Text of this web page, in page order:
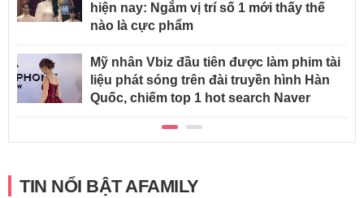
hiện nay: Ngắm vị trí số 1 mới thấy thế
nào là cực phẩm
Mỹ nhân Vbiz đầu tiên được làm phim tài
liệu phát sóng trên đài truyền hình Hàn
Quốc, chiếm top 1 hot search Naver
TIN NỔI BẬT AFAMILY